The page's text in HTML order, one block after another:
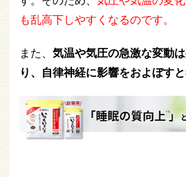
も乱高下しやすくなるのです。
また、 気温や気圧の急激な変動
り、自律神経に影響をおよぼす